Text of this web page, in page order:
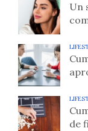
Un
de